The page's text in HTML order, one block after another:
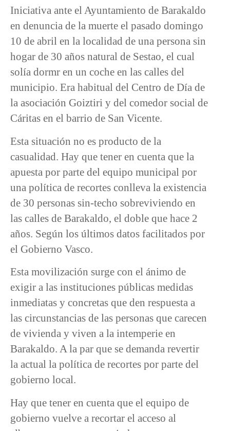
Iniciativa ante el Ayuntamiento de Barakaldo
en denuncia de la muerte el pasado domingo
10 de abril en la localidad de una persona sin
hogar de 30 años natural de Sestao, el cual
solía dormr en un coche en las calles del
municipio. Era habitual del Centro de Día de
la asociación Goiztiri y del comedor social de
Cáritas en el barrio de San Vicente.
Esta situación no es producto de la
casualidad. Hay que tener en cuenta que la
apuesta por parte del equipo municipal por
una política de recortes conlleva la existencia
de 30 personas sin-techo sobreviviendo en
las calles de Barakaldo, el doble que hace 2
años. Según los últimos datos facilitados por
el Gobierno Vasco.
Esta movilización surge con el ánimo de
exigir a las instituciones públicas medidas
inmediatas y concretas que den respuesta a
las circunstancias de las personas que carecen
de vivienda y viven a la intemperie en
Barakaldo. A la par que se demanda revertir
la actual la política de recortes por parte del
gobierno local.
Hay que tener en cuenta que el equipo de
gobierno vuelve a recortar el acceso al